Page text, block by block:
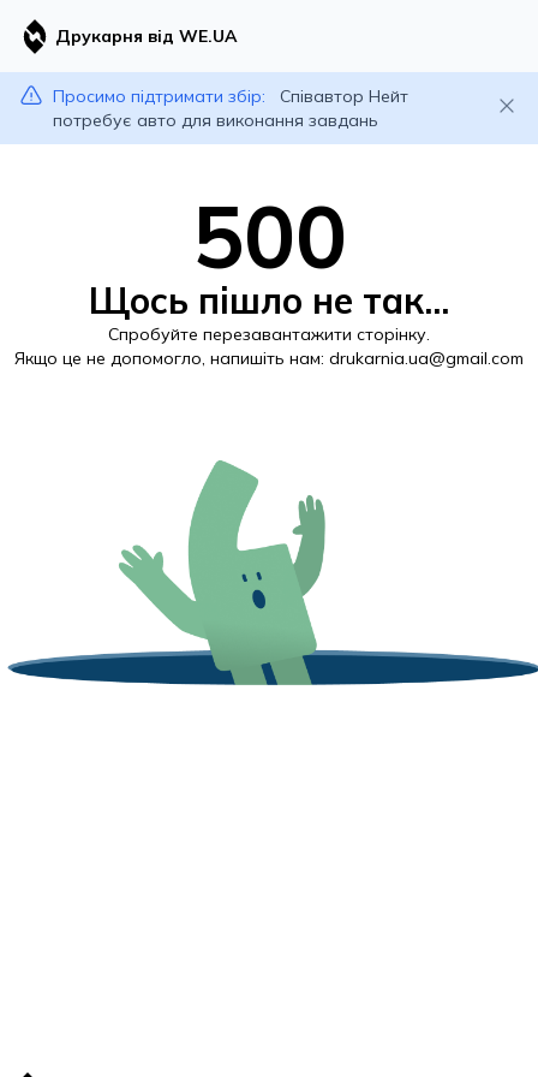
Друкарня від WE.UA
Просимо підтримати збір:
Співавтор Нейт
потребує авто для виконання завдань
500
Щось пішло не так...
Спробуйте перезавантажити сторінку.
Якщо це не допомогло, напишіть нам: drukarnia.ua@gmail.com